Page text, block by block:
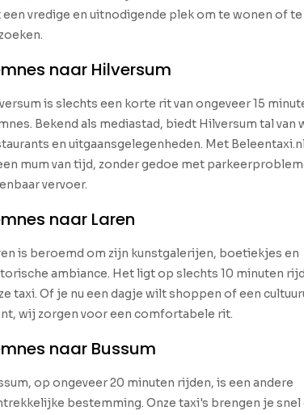
vredige en uitnodigende plek om te wonen of te
naar Hilversum
is slechts een korte rit van ongeveer 15
Bekend als mediastad, biedt Hilversum tal van
en uitgaansgelegenheden. Met
mum van tijd, zonder gedoe met
vervoer.
naar Laren
is beroemd om zijn kunstgalerijen, boetiekjes en
ambiance. Het ligt op slechts 10 minuten
taxi. Of je nu een dagje wilt shoppen of een
wij zorgen voor een comfortabele rit.
naar Bussum
op ongeveer 20 minuten rijden, is een andere
bestemming. Onze taxi's brengen je snel